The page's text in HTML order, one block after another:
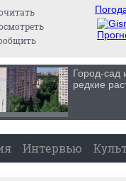
Город-сад
редкие
Интервью